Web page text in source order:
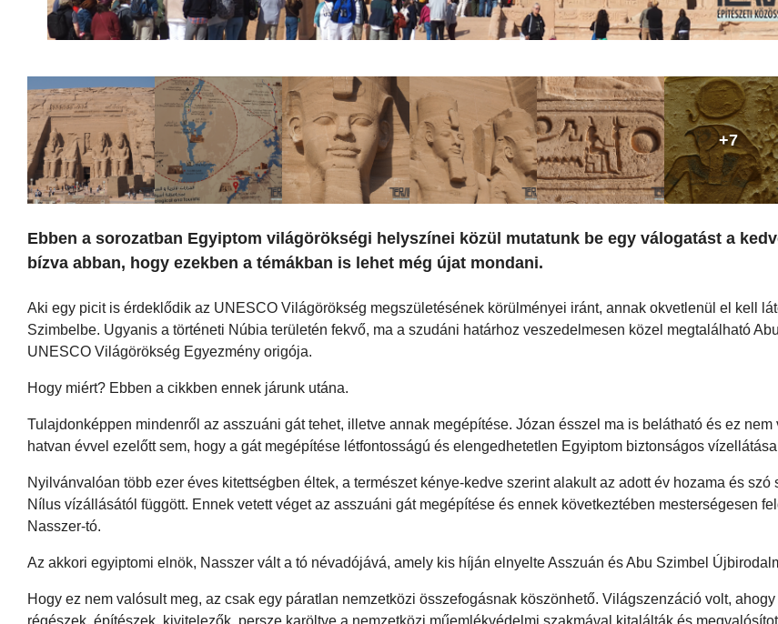
+7
Ebben a sorozatban Egyiptom világörökségi helyszínei közül mutatunk be egy válogatást a
bízva abban, hogy ezekben a témákban is lehet még újat mondani.
Aki egy picit is érdeklődik az UNESCO Világörökség megszületésének körülményei iránt, annak okvetlenül el kell
Szimbelbe. Ugyanis a történeti Núbia területén fekvő, ma a szudáni határhoz veszedelmesen közel megtalálható
UNESCO Világörökség Egyezmény origója.
Hogy miért? Ebben a cikkben ennek járunk utána.
Tulajdonképpen mindenről az asszuáni gát tehet, illetve annak megépítése. Józan ésszel ma is belátható és ez nem
hatvan évvel ezelőtt sem, hogy a gát megépítése létfontosságú és elengedhetetlen Egyiptom biztonságos
Nyilvánvalóan több ezer éves kitettségben éltek, a természet kénye-kedve szerint alakult az adott év hozama és szó
Nílus vízállásától függött. Ennek vetett véget az asszuáni gát megépítése és ennek következtében mesterségesen
Nasszer-tó.
Az akkori egyiptomi elnök, Nasszer vált a tó névadójává, amely kis híján elnyelte Asszuán és Abu Szimbel
Hogy ez nem valósult meg, az csak egy páratlan nemzetközi összefogásnak köszönhető. Világszenzáció volt, ahogy
régészek, építészek, kivitelezők, persze karöltve a nemzetközi műemlékvédelmi szakmával kitalálták és